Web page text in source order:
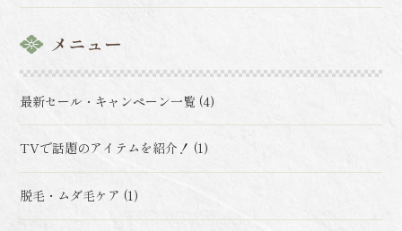
メニュー
最新セール・キャンペーン一覧 (4)
TVで話題のアイテムを紹介！ (1)
脱毛・ムダ毛ケア (1)